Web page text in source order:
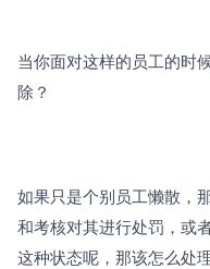
当你面对这样的员工的时
除？
如果只是个别员工懒散，
和考核对其进行处罚，或
这种状态呢，那该怎么处